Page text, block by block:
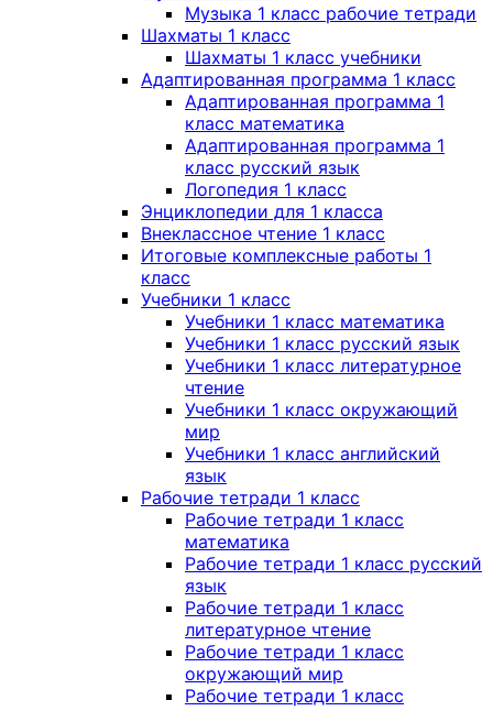
Музыка 1 класс рабочие тетради
Шахматы 1 класс
Шахматы 1 класс учебники
Адаптированная программа 1 класс
Адаптированная программа 1
класс математика
Адаптированная программа 1
класс русский язык
Логопедия 1 класс
Энциклопедии для 1 класса
Внеклассное чтение 1 класс
Итоговые комплексные работы 1
класс
Учебники 1 класс
Учебники 1 класс математика
Учебники 1 класс русский язык
Учебники 1 класс литературное
чтение
Учебники 1 класс окружающий
мир
Учебники 1 класс английский
язык
Рабочие тетради 1 класс
Рабочие тетради 1 класс
математика
Рабочие тетради 1 класс русский
язык
Рабочие тетради 1 класс
литературное чтение
Рабочие тетради 1 класс
окружающий мир
Рабочие тетради 1 класс